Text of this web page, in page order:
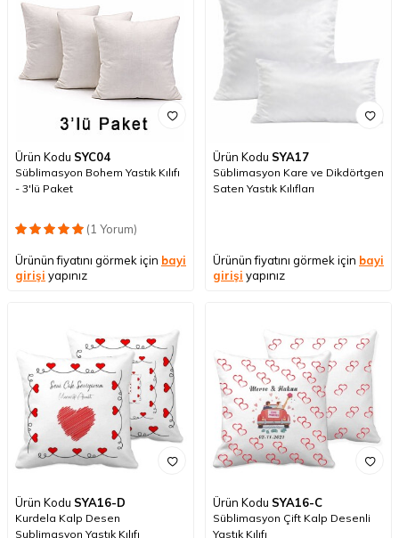
Ürün Kodu SYC04
Süblimasyon Bohem Yastık Kılıfı
- 3'lü Paket
(1 Yorum)
Ürünün fiyatını görmek için bayi
girişi yapınız
Ürün Kodu SYA17
Süblimasyon Kare ve Dikdörtgen
Saten Yastık Kılıfları
Ürünün fiyatını görmek için bayi
girişi yapınız
Ürün Kodu SYA16-D
Kurdela Kalp Desen
Sublimasyon Yastık Kılıfı
Ürün Kodu SYA16-C
Süblimasyon Çift Kalp Desenli
Yastık Kılıfı